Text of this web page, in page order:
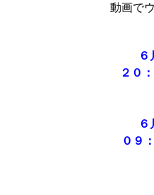
動画で
２０
０９